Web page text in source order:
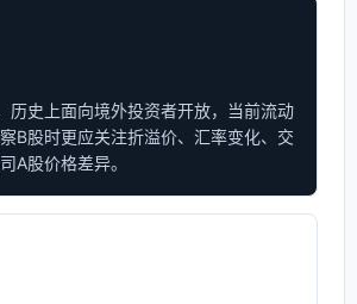
历史上面向境外投资者开放，当前流动
B股时更应关注折溢价、汇率变化、交
A股价格差异。